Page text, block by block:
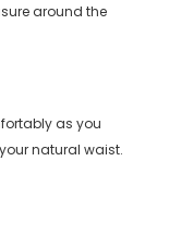
around the
as you
natural waist.